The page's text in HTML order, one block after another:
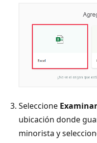
Seleccione
ubicación donde
minorista y